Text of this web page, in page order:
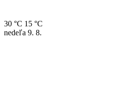
30 °C 15 °C
nedeľa 9. 8.